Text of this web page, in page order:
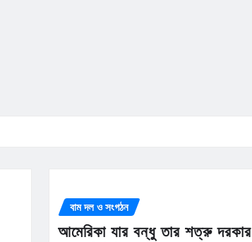
বাম দল ও সংগঠন
আমেরিকা যার বন্ধু তার শত্রু দরকার